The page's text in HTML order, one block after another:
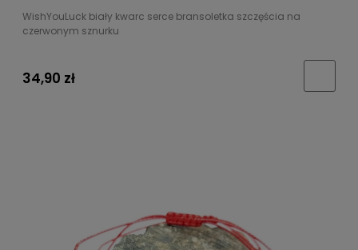
WishYouLuck biały kwarc serce bransoletka szczęścia na
czerwonym sznurku
34,90 zł